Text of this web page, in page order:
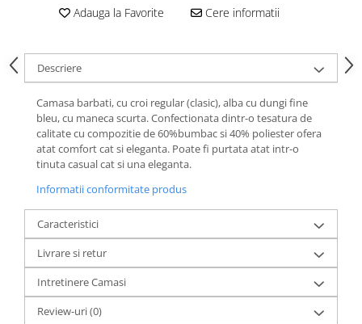
Adauga la Favorite Cere informatii
Descriere
Camasa barbati, cu croi regular (clasic), alba cu dungi fine
bleu, cu maneca scurta. Confectionata dintr-o tesatura de
calitate cu compozitie de 60%bumbac si 40% poliester ofera
atat comfort cat si eleganta. Poate fi purtata atat intr-o
tinuta casual cat si una eleganta.
Informatii conformitate produs
Caracteristici
Livrare si retur
Intretinere Camasi
Review-uri(0)